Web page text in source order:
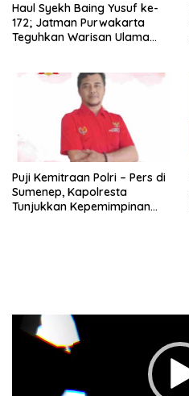
Haul Syekh Baing Yusuf ke-
172; Jatman Purwakarta
Teguhkan Warisan Ulama
Puji Kemitraan Polri – Pers di
Sumenep, Kapolresta
Tunjukkan Kepemimpinan
Pemutar
Video